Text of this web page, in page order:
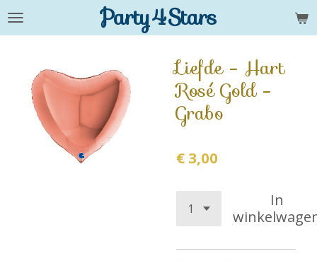
Ga
hoofdinhoud
Party4Stars
Liefde - Hart
Rosé Gold -
Grabo
€ 3,00
In